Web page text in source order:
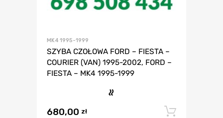
MK4 1995-1999
SZYBA CZOŁOWA FORD – FIESTA –
COURIER (VAN) 1995-2002, FORD –
FIESTA – MK4 1995-1999
680,00 zł